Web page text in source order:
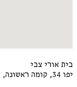
בית אורי צבי
יפו 34, קומה ראשונה, ירושלים